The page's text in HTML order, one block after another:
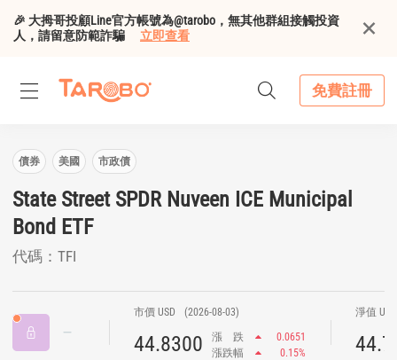
🎉 大拇哥投顧Line官方帳號為@tarobo，無其他群組接觸投資
人，請留意防範詐騙
立即查看
免費註冊
債券 美國 市政債
State Street SPDR Nuveen ICE Municipal
Bond ETF
代碼：TFI
市價 USD (2026-08-03)
44.8300 漲 跌
0.0651
漲跌幅
0.15%
淨值